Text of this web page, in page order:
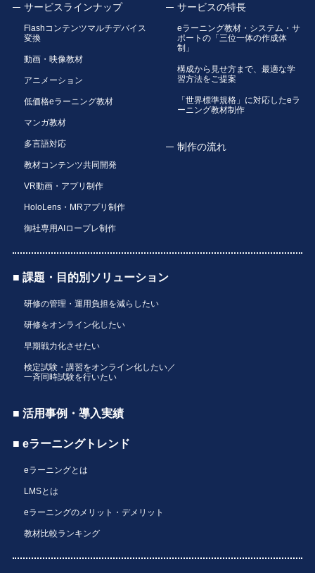
サービスラインナップ
Flashコンテンツマルチデバイス
変換
動画・映像教材
アニメーション
低価格eラーニング教材
マンガ教材
多言語対応
教材コンテンツ共同開発
VR動画・アプリ制作
HoloLens・MRアプリ制作
御社専用AIロープレ制作
サービスの特長
eラーニング教材・システム・サ
ポートの「三位一体の作成体
制」
構成から見せ方まで、最適な学
習方法をご提案
「世界標準規格」に対応したeラ
ーニング教材制作
制作の流れ
■ 課題・目的別ソリューション
研修の管理・運用負担を減らしたい
研修をオンライン化したい
早期戦力化させたい
検定試験・講習をオンライン化したい／
一斉同時試験を行いたい
■ 活用事例・導入実績
■ eラーニングトレンド
eラーニングとは
LMSとは
eラーニングのメリット・デメリット
教材比較ランキング